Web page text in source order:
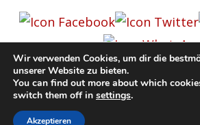
© Hundeschule.rocks
Impressum / Datenschutz
Wir verwenden Cookies, um dir die
unserer Website zu bieten.
You can find out more about which
switch them off in settings.
Akzeptieren